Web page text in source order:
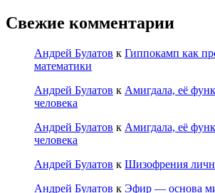
Свежие комментарии
Андрей Булатов к Гиппокамп как
математики
Андрей Булатов к Амигдала, её
человека
Андрей Булатов к Амигдала, её
человека
Андрей Булатов к Шизофрения
Андрей Булатов к Эфир — основа